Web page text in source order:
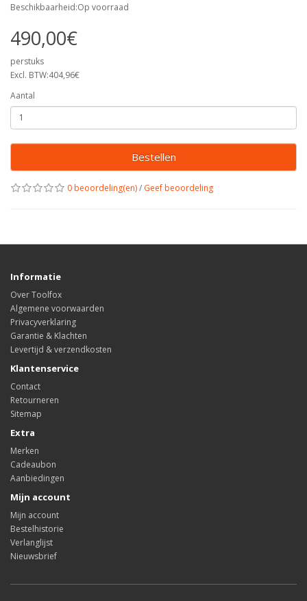
Beschikbaarheid:Op voorraad
490,00€
perstuks
Excl. BTW:404,96€
Aantal
Bestellen
0 beoordeling(en)/ Geef beoordeling
Informatie
Over Toolfox
Algemene voorwaarden
Privacyverklaring
Garantie & Klachten
Levertijd & verzendkosten
Klantenservice
Contact
Retourneren
Sitemap
Extra
Merken
Cadeaubon
Aanbiedingen
Mijn account
Mijn account
Bestelhistorie
Verlanglijst
Nieuwsbrief